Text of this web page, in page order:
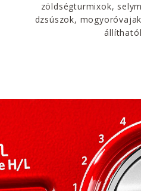
zöldségturmixok,
dzsúszok,